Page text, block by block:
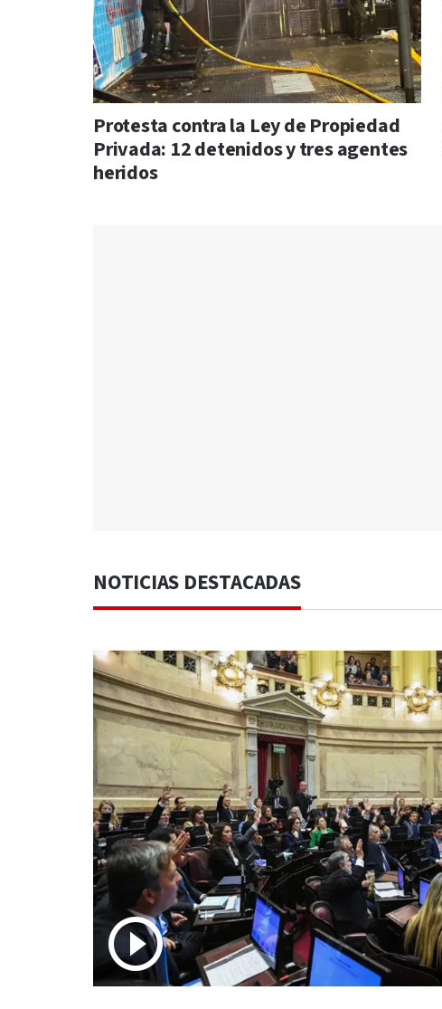
Protesta contra la Ley de Propiedad
Privada: 12 detenidos y tres agentes
heridos
NOTICIAS DESTACADAS